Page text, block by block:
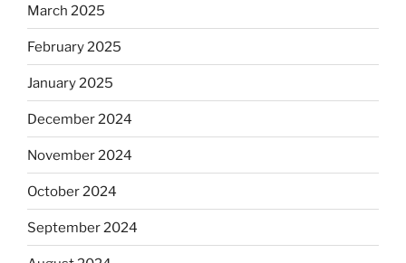
March 2025
February 2025
January 2025
December 2024
November 2024
October 2024
September 2024